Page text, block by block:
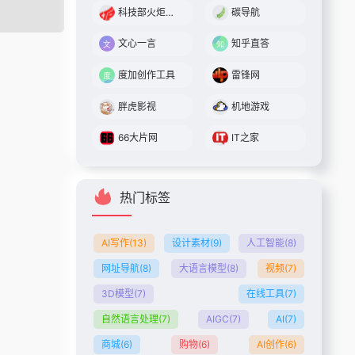
科技部火炬中心 碳导航
文心一言 知乎直答
度加创作工具 雷锋网
胖虎影视 机地游戏
66大片网 IT之家
热门标签
AI写作(13) 设计素材(9) 人工智能(8)
网址导航(8) 大语言模型(8) 视频(7)
3D模型(7) 在线工具(7)
自然语言处理(7) AIGC(7) AI(7)
商城(6) 购物(6) AI创作(6)